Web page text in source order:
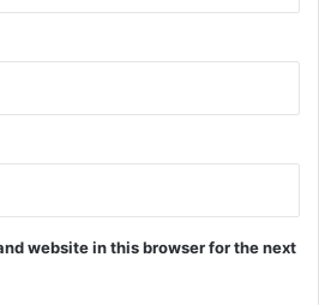
website in this browser for the next